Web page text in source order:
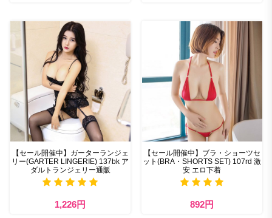
【セール開催中】ガーターランジェ
リー(GARTER LINGERIE) 137bk ア
ダルトランジェリー通販
1,226円
【セール開催中】ブラ・ショーツセ
ット(BRA・SHORTS SET) 107rd 激
安 エロ下着
892円